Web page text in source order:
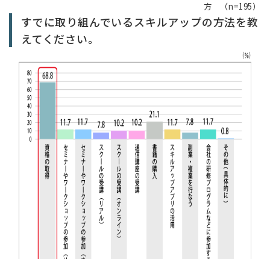
方 （n=195）
すでに取り組んでいるスキルアップの方法を教
えてください。